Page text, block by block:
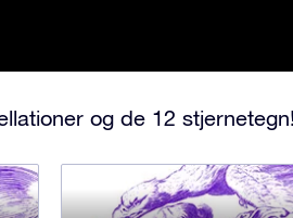
og de 12 stjernetegn!